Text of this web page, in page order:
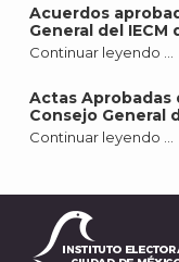
Acuerdos
General del IECM
Continuar leyendo …
Actas Aprobadas
Consejo General
Continuar leyendo …